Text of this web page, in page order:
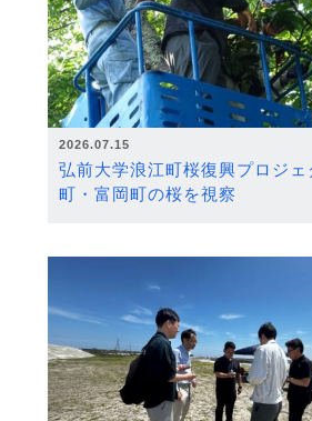
2026.07.15
弘前大学浪江町桜復興プロジ
町・富岡町の桜を視察